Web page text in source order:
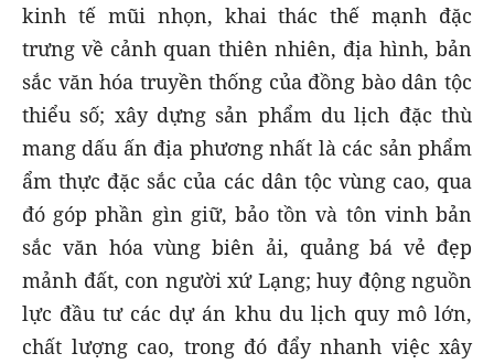
kinh tế mũi nhọn, khai thác thế mạnh đặc
trưng về cảnh quan thiên nhiên, địa hình, bản
sắc văn hóa truyền thống của đồng bào dân tộc
thiểu số; xây dựng sản phẩm du lịch đặc thù
mang dấu ấn địa phương nhất là các sản phẩm
ẩm thực đặc sắc của các dân tộc vùng cao, qua
đó góp phần gìn giữ, bảo tồn và tôn vinh bản
sắc văn hóa vùng biên ải, quảng bá vẻ đẹp
mảnh đất, con người xứ Lạng; huy động nguồn
lực đầu tư các dự án khu du lịch quy mô lớn,
chất lượng cao, trong đó đẩy nhanh việc xây